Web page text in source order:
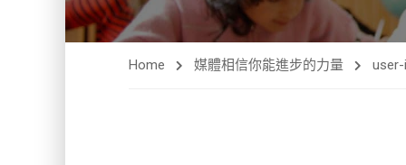
Home 媒體相信你能進步的力量